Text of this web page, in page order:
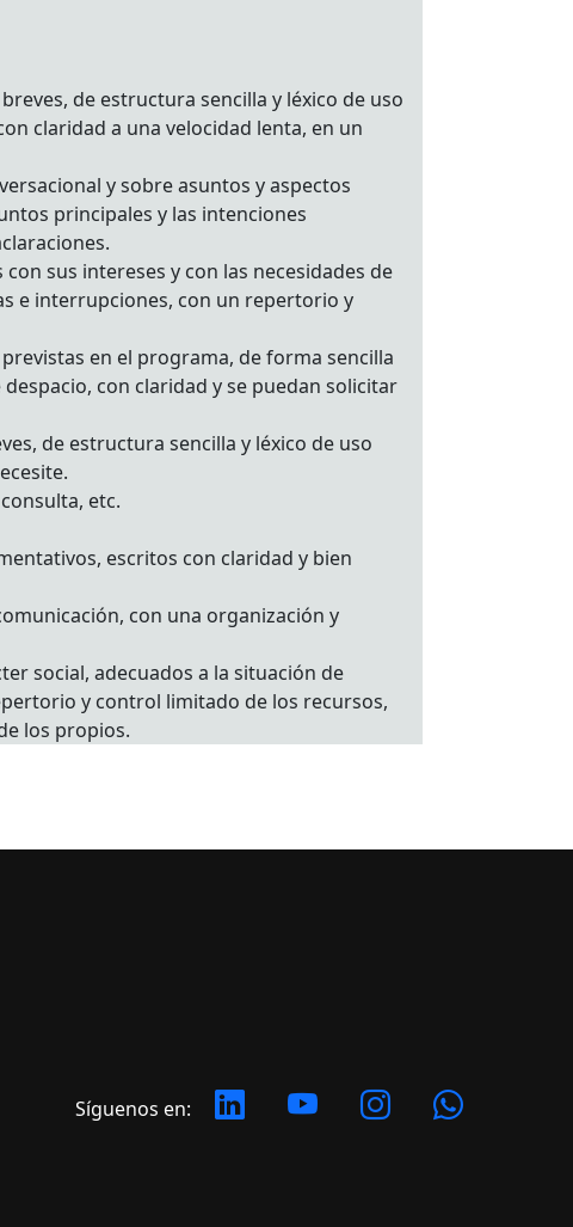
de estructura sencilla y léxico de uso
claridad a una velocidad lenta, en un
y sobre asuntos y aspectos
principales y las intenciones
sus intereses y con las necesidades de
e interrupciones, con un repertorio y
en el programa, de forma sencilla
con claridad y se puedan solicitar
de estructura sencilla y léxico de uso
etc.
escritos con claridad y bien
con una organización y
social, adecuados a la situación de
y control limitado de los recursos,
los propios.
Síguenos en: